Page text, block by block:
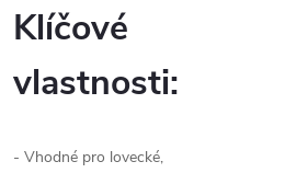
Klíčové
vlastnosti:
- Vhodné pro lovecké,